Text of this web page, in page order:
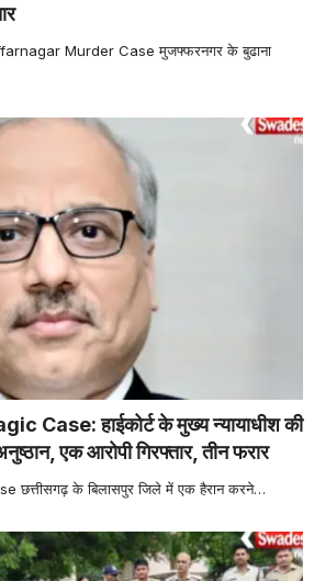
Murder Case मुजफ्फरनगर के बुढाना
Case: हाईकोर्ट के मुख्य न्यायाधीश की
एक आरोपी गिरफ्तार, तीन फरार
के बिलासपुर जिले में एक हैरान करने…